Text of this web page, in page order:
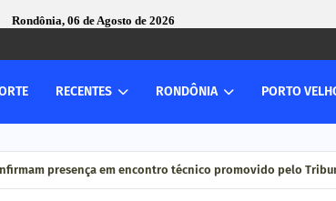
Rondônia, 06 de Agosto de 2026
RECENTES RONDÔNIA PORTO
presença em encontro técnico promovido pelo